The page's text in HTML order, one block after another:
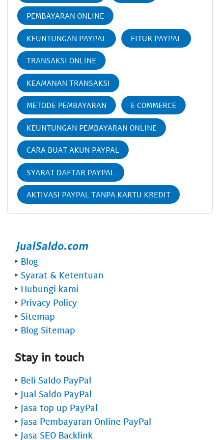
PEMBAYARAN ONLINE
KEUNTUNGAN PAYPAL FITUR PAYPAL
TRANSAKSI ONLINE
KEAMANAN TRANSAKSI
METODE PEMBAYARAN E COMMERCE
KEUNTUNGAN PEMBAYARAN ONLINE
CARA BUAT AKUN PAYPAL
SYARAT DAFTAR PAYPAL
AKTIVASI PAYPAL TANPA KARTU KREDIT
‣ Blog
‣ Syarat & Ketentuan
‣ Hubungi kami
‣ Privacy Policy
‣ Sitemap
‣ Blog Sitemap
Stay in touch
‣ Beli Saldo PayPal
‣ Jual Saldo PayPal
‣ Jasa top up PayPal
‣ Jasa Pembayaran Online PayPal
‣ Jasa SEO Backlink